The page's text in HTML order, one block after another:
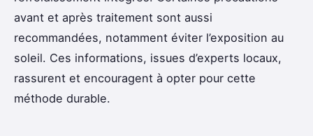
avant et après traitement sont aussi
recommandées, notamment éviter l’exposition au
soleil. Ces informations, issues d’experts locaux,
rassurent et encouragent à opter pour cette
méthode durable.